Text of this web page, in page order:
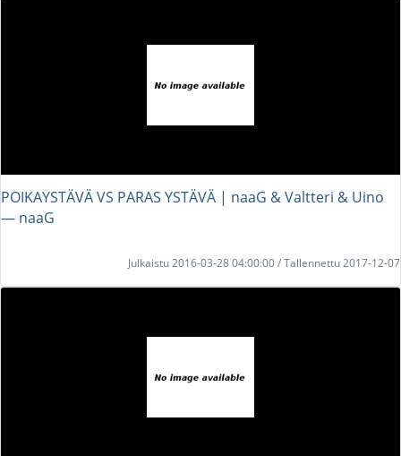
POIKAYSTÄVÄ VS PARAS YSTÄVÄ | naaG & Valtteri & Uino
― naaG
Julkaistu 2016-03-28 04:00:00 / Tallennettu 2017-12-07